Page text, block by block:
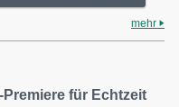
mehr
Premiere für Echtzeit